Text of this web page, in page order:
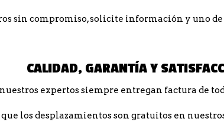
sin compromiso, solicite información y uno
CALIDAD, GARANTÍA Y
expertos siempre entregan factura de
los desplazamientos son gratuitos en